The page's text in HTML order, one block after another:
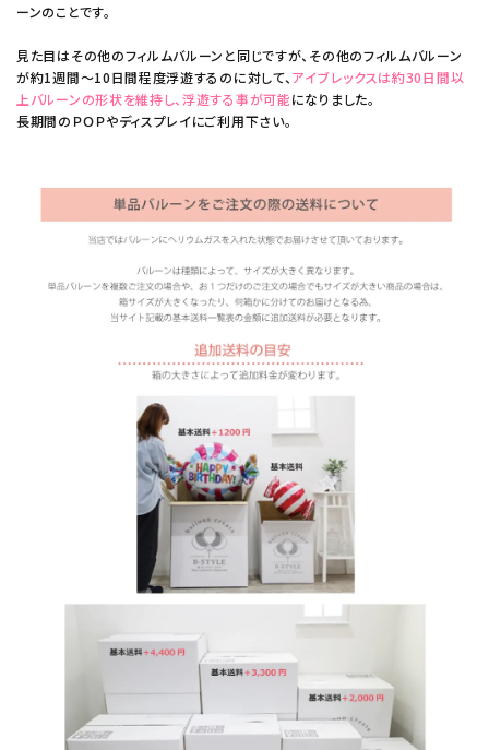
ーンのことです。
見た目はその他のフィルムバルーンと同じですが、その他のフィルムバルーン
が約1週間～10日間程度浮遊するのに対して、 アイブレックスは約30日間以
上バルーンの形状を維持し、浮遊する事が可能になりました。
長期間のＰＯＰやディスプレイにご利用下さい。